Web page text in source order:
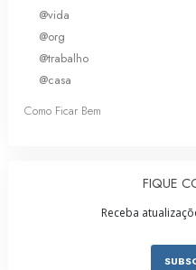
@vida
@org
@trabalho
@casa
Como Ficar Bem
FIQUE
Receba